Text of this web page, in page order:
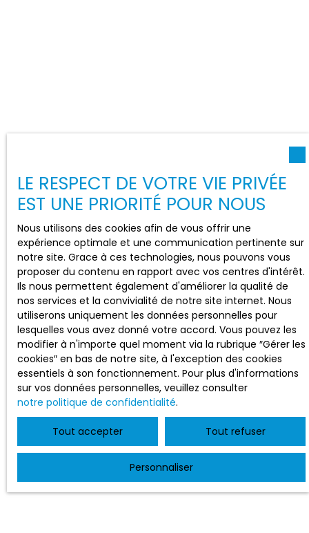
LE RESPECT DE VOTRE VIE PRIVÉE
EST UNE PRIORITÉ POUR NOUS
Nous utilisons des cookies afin de vous offrir une
expérience optimale et une communication pertinente sur
notre site. Grace à ces technologies, nous pouvons vous
proposer du contenu en rapport avec vos centres d'intérêt.
Ils nous permettent également d'améliorer la qualité de
nos services et la convivialité de notre site internet. Nous
utiliserons uniquement les données personnelles pour
lesquelles vous avez donné votre accord. Vous pouvez les
modifier à n'importe quel moment via la rubrique ″Gérer les
cookies″ en bas de notre site, à l'exception des cookies
essentiels à son fonctionnement. Pour plus d'informations
sur vos données personnelles, veuillez consulter
notre politique de confidentialité.
Tout accepter Tout refuser
Personnaliser